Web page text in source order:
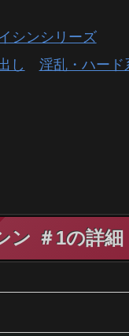
シンシリーズ
し 淫乱・ハード
ン ＃1の詳細